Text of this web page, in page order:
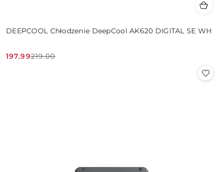
DEEPCOOL Chłodzenie DeepCool AK620 DIGITAL SE WH
Cena
197.99
Cena
219.00